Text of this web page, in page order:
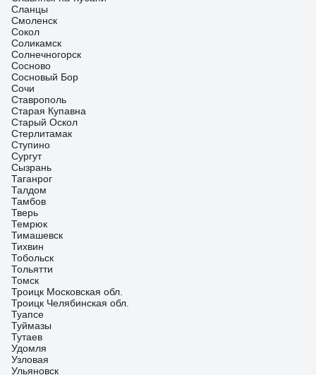
Сланцы
Смоленск
Сокол
Соликамск
Солнечногорск
Сосново
Сосновый Бор
Сочи
Ставрополь
Старая Купавна
Старый Оскол
Стерлитамак
Ступино
Сургут
Сызрань
Таганрог
Талдом
Тамбов
Тверь
Темрюк
Тимашевск
Тихвин
Тобольск
Тольятти
Томск
Троицк Московская обл.
Троицк Челябинская обл.
Туапсе
Туймазы
Тутаев
Удомля
Узловая
Ульяновск